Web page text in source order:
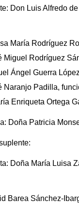
Don Luis Alfredo
María Rodríguez
Miguel Rodríguez
Ángel Guerra
Naranjo Padilla,
Enriqueta Ortega
Doña Patricia
Doña María Luisa
Barea Sánchez-